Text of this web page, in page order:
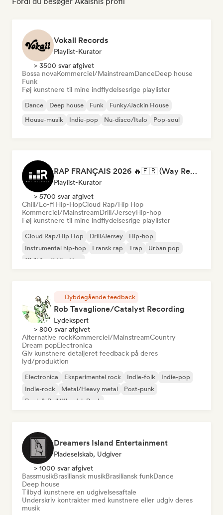
Vokall Records
Playlist-Kurator
> 3500 svar afgivet
Bossa novaKommerciel/MainstreamDanceDeep house
Funk
Føj kunstnere til mine indflydelsesrige playlister
Dance Deep house Funk
Funky/Jackin House
House-musik
Indie-pop Nu-disco/Italo Pop-soul
RAP FRANÇAIS 2026 🔥🇫🇷 (Way Records)
Playlist-Kurator
> 5700 svar afgivet
Chill/Lo-fi Hip-HopCloud Rap/Hip Hop
Kommerciel/MainstreamDrill/JerseyHip-hop
Føj kunstnere til mine indflydelsesrige playlister
Cloud Rap/Hip Hop Drill/Jersey
Hip-hop
Instrumental hip-hop
Fransk rap Trap
Urban pop
Chill/Lo-fi Hip-Hop
Dybdegående feedback
Rob Tavaglione/Catalyst Recording
Lydekspert
> 800 svar afgivet
Alternative rockKommerciel/MainstreamCountry
Dream popElectronica
Giv kunstnere detaljeret feedback på deres
lyd/produktion
Electronica Eksperimentel rock Indie-folk
Indie-pop
Indie-rock
Metal/Heavy metal
Post-punk
Rock & Roll/Klassisk Rock
Dreamers Island Entertainment
Pladeselskab, Udgiver
> 1000 svar afgivet
BassmusikBrasiliansk musikBrasiliansk funkDance
Deep house
Tilbyd kunstnere en udgivelsesaftale
Underskriv kontrakter med kunstnere eller udgiv deres
musik